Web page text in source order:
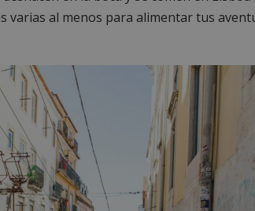
varias al menos para alimentar tus